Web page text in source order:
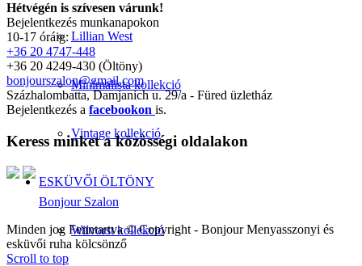
Lillian West
Minimalista kollekció
Vintage kollekció
ESKÜVŐI ÖLTÖNY
Wilvorst kollekció
Hétvégén is szívesen várunk!
Bejelentkezés munkanapokon
10-17 óráig:
+36 20 4747-448
+36 20 4249-430 (Öltöny)
bonjourszalon@gmail.com
Százhalombatta, Damjanich u. 29/a - Füred üzletház
Bejelentkezés a facebookon is.
Keress minket a közösségi oldalakon
Bonjour Szalon
Minden jog Fenntartva © Copyright - Bonjour Menyasszonyi és
esküvői ruha kölcsönző
Scroll to top